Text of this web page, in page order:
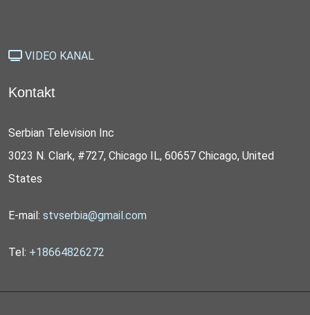
VIDEO KANAL
Kontakt
Serbian Television Inc
3023 N. Clark, #727, Chicago IL, 60657 Chicago, United
States
E-mail: stvserbia@gmail.com
Tel: +18664826272